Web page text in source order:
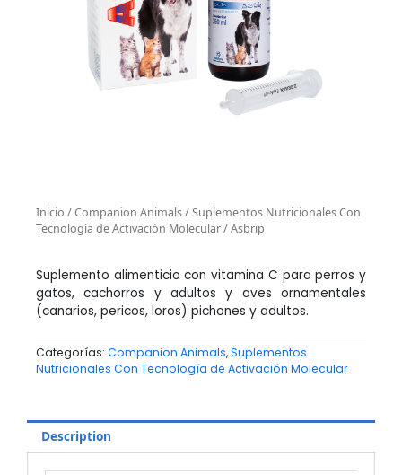
Inicio /Companion Animals/Suplementos Nutricionales Con
Tecnología de Activación Molecular/ Asbrip
Suplemento alimenticio con vitamina C para perros y
gatos, cachorros y adultos y aves ornamentales
(canarios, pericos, loros) pichones y adultos.
Categorías: Companion Animals,Suplementos
Nutricionales Con Tecnología de Activación Molecular
Description